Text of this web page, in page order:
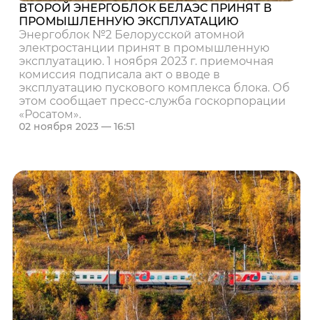
ВТОРОЙ ЭНЕРГОБЛОК БЕЛАЭС ПРИНЯТ В
ПРОМЫШЛЕННУЮ ЭКСПЛУАТАЦИЮ
Энергоблок №2 Белорусской атомной
электростанции принят в промышленную
эксплуатацию. 1 ноября 2023 г. приемочная
комиссия подписала акт о вводе в
эксплуатацию пускового комплекса блока. Об
этом сообщает пресс-служба госкорпорации
«Росатом».
02 ноября 2023 — 16:51